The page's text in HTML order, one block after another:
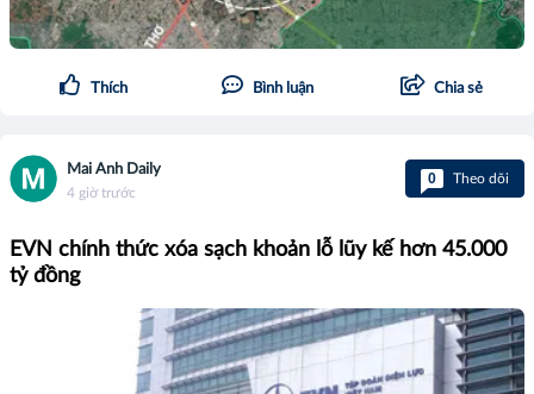
Thích Bình luận Chia sẻ
Mai Anh Daily
4 giờ trước
0 Theo dõi
EVN chính thức xóa sạch khoản lỗ lũy kế hơn 45.000
tỷ đồng